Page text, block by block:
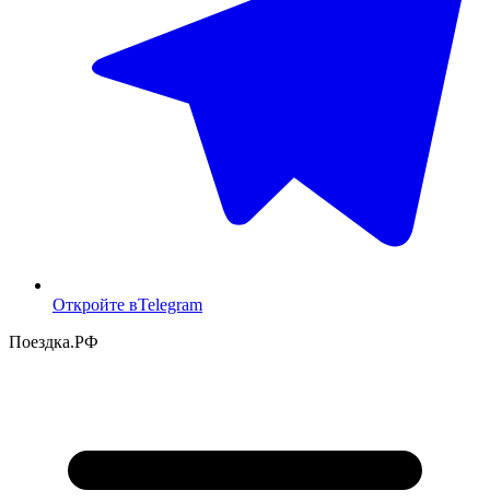
Откройте вTelegram
Поездка.РФ